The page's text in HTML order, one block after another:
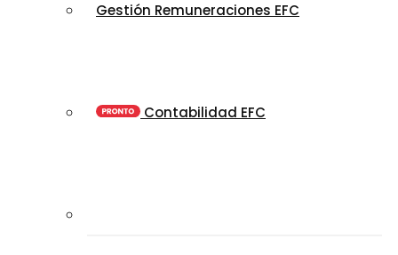
Gestión Remuneraciones EFC
Contabilidad EFC